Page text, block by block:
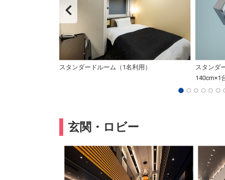
スタンダードルーム（1名利用）
スタンダ
140cm×1
玄関・ロビー